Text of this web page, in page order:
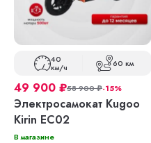
40
км/ч 60 км
49 900 ₽58 900₽-15%
Электросамокат Kugoo
Kirin EC02
В магазине